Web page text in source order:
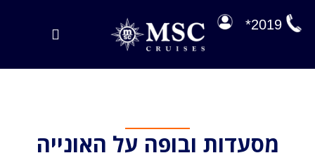
לתוכן
Toggle
2019*
מסעדות ובופה על האונייה